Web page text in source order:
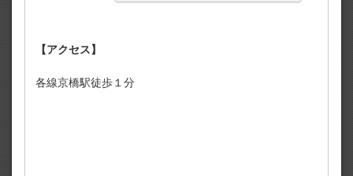
【アクセス】
各線京橋駅徒歩１分